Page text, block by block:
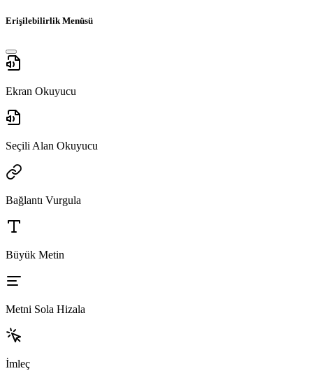
Erişilebilirlik Menüsü
Ekran Okuyucu
Seçili Alan Okuyucu
Bağlantı Vurgula
Büyük Metin
Metni Sola Hizala
İmleç